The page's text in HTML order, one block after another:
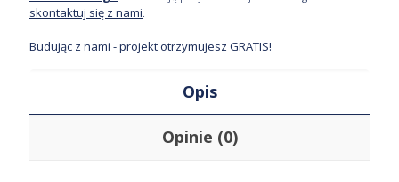
Budując z nami - projekt otrzymujesz GRATIS!
Opinie (0)